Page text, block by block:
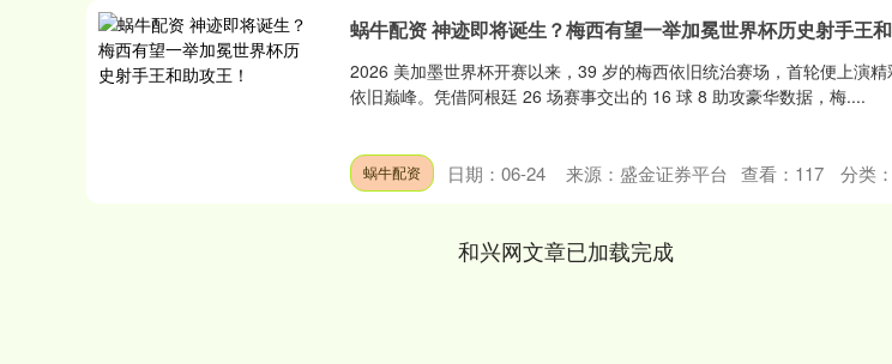
蜗牛配资 神迹即将诞生？梅西有望一举加冕世界杯历史射手王和
2026 美加墨世界杯开赛以来，39 岁的梅西依旧统治赛场，首轮便上演
依旧巅峰。凭借阿根廷 26 场赛事交出的 16 球 8 助攻豪华数据，梅....
蜗牛配资 日期：06-24 来源：盛金证券平台 查看： 117 分类：
和兴网文章已加载完成